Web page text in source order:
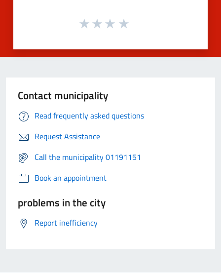
Contact municipality
Read frequently asked questions
Request Assistance
Call the municipality 01191151
Book an appointment
problems in the city
Report inefficiency